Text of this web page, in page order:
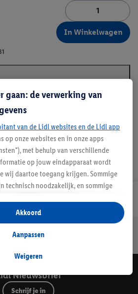
In Winkelwagen
Veilig winkelen
Nieuwsbrief
Schrijf je in
gaan: de verwerking van
van de Lidl websites en de Lidl app
op onze websites en in onze apps
met behulp van verschillende
op jouw eindapparaat wordt
wij daartoe toegang krijgen. Sommige
technisch noodzakelijk, en sommige
het verzamelen en
of voor het tonen van
binnen en buiten de Lidl-diensten.
in de winkel ook voor de
geeft aan ons voor het personaliseren
een Lidl Plus-account
Weigeren
Aanpassen
Akkoord